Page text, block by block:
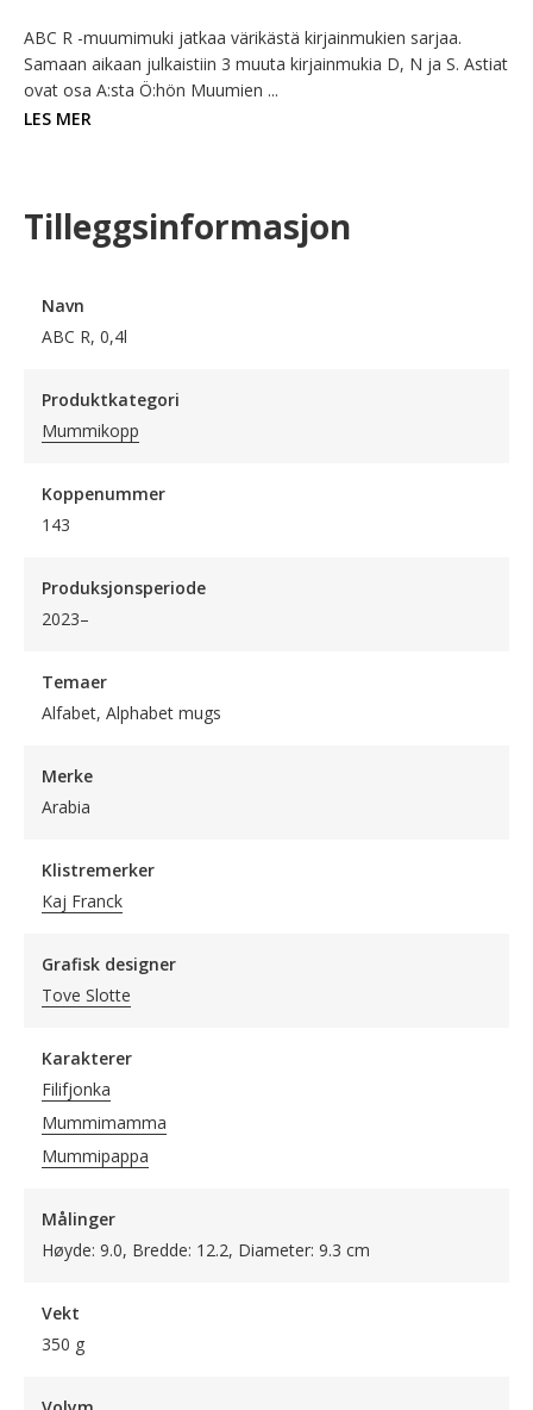
ABC R -muumimuki jatkaa värikästä kirjainmukien sarjaa.
Samaan aikaan julkaistiin 3 muuta kirjainmukia D, N ja S. Astiat
ovat osa A:sta Ö:hön Muumien ...
LES MER
Tilleggsinformasjon
Navn
ABC R, 0,4l
Produktkategori
Mummikopp
Koppenummer
143
Produksjonsperiode
2023–
Temaer
Alfabet, Alphabet mugs
Merke
Arabia
Klistremerker
Kaj Franck
Grafisk designer
Tove Slotte
Karakterer
Filifjonka
Mummimamma
Mummipappa
Målinger
Høyde: 9.0, Bredde: 12.2, Diameter: 9.3 cm
Vekt
350 g